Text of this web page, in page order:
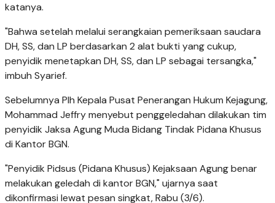
katanya.
"Bahwa setelah melalui serangkaian pemeriksaan saudara
DH, SS, dan LP berdasarkan 2 alat bukti yang cukup,
penyidik menetapkan DH, SS, dan LP sebagai tersangka,"
imbuh Syarief.
Sebelumnya Plh Kepala Pusat Penerangan Hukum Kejagung,
Mohammad Jeffry menyebut penggeledahan dilakukan tim
penyidik Jaksa Agung Muda Bidang Tindak Pidana Khusus
di Kantor BGN.
"Penyidik Pidsus (Pidana Khusus) Kejaksaan Agung benar
melakukan geledah di kantor BGN," ujarnya saat
dikonfirmasi lewat pesan singkat, Rabu (3/6).